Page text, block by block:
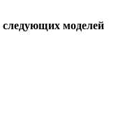
следующих моделей